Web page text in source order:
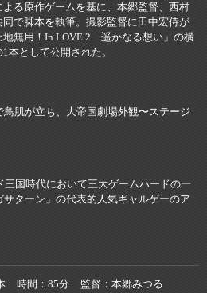
る原作ゲームを基に、本郷監督、西村
で脚本を執筆。撮影監督に田中宏侍が
地無用！In LOVE 2 遥かなる想い」の横
本として公開された。
鳥肌が立ち、大帝国劇場外観〜ステージ
三国時代において三大ゲームハードの一
ターン」の代表的人気ギャルゲーのア
時間 85分 監督
本郷みつる